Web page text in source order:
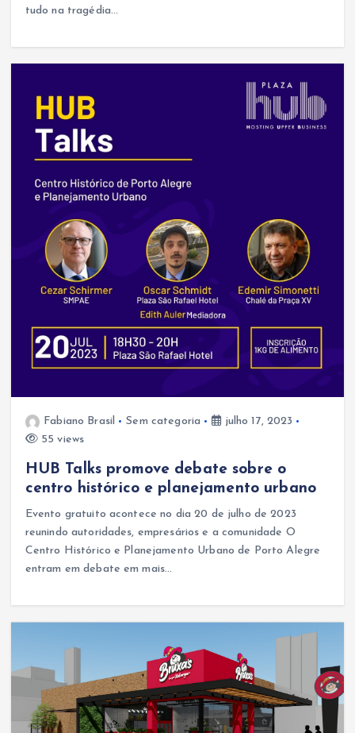
tudo na tragédia…
Fabiano Brasil Sem categoria
julho 17, 2023
55 views
HUB Talks promove debate sobre o
centro histórico e planejamento urbano
Evento gratuito acontece no dia 20 de julho de 2023
reunindo autoridades, empresários e a comunidade O
Centro Histórico e Planejamento Urbano de Porto Alegre
entram em debate em mais…